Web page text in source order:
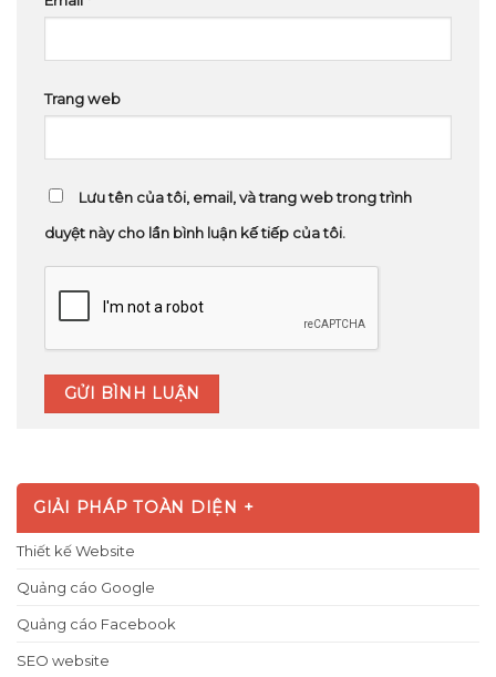
Trang web
Lưu tên của tôi, email, và trang web trong trình
duyệt này cho lần bình luận kế tiếp của tôi.
GIẢI PHÁP TOÀN DIỆN +
Thiết kế Website
Quảng cáo Google
Quảng cáo Facebook
SEO website